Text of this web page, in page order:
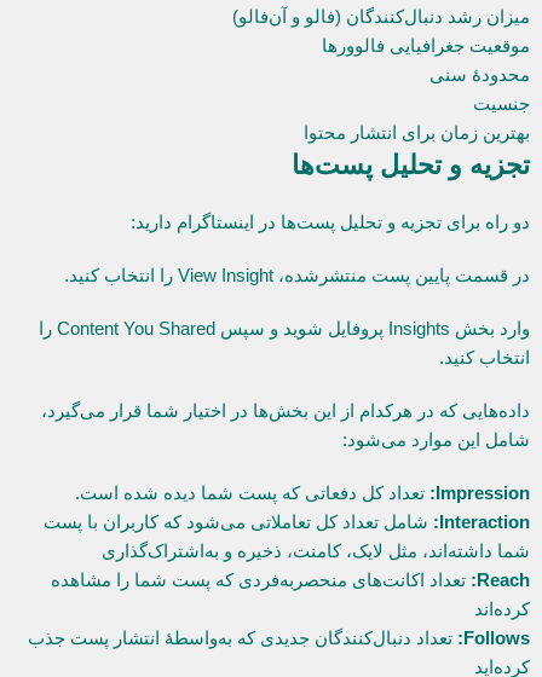
میزان رشد دنبال‌کنندگان (فالو و آن‌فالو)
موقعیت جغرافیایی فالوورها
محدودۀ سنی
جنسیت
بهترین زمان برای انتشار محتوا
تجزیه و تحلیل پست‌ها
دو راه برای تجزیه و تحلیل پست‌ها در اینستاگرام دارید:
در قسمت پایین پست منتشرشده، View Insight را انتخاب کنید.
وارد بخش Insights پروفایل شوید و سپس Content You Shared را
انتخاب کنید.
داده‌هایی که در هرکدام از این بخش‌ها در اختیار شما قرار می‌گیرد،
شامل این موارد می‌شود:
Impression: تعداد کل دفعاتی که پست شما دیده شده است.
Interaction:
شامل تعداد کل تعاملاتی می‌شود که کاربران با پست
شما داشته‌اند، مثل لایک، کامنت، ذخیره و به‌اشتراک‌گذاری
Reach: تعداد اکانت‌های منحصربه‌فردی که پست شما را مشاهده
کرده‌اند
Follows: تعداد دنبال‌کنندگان جدیدی که به‌واسطۀ انتشار پست جذب
کرده‌اید